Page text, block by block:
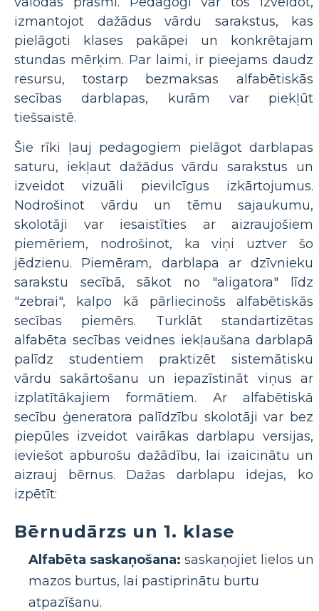
izmantojot dažādus vārdu sarakstus, kas
pielāgoti klases pakāpei un konkrētajam
stundas mērķim. Par laimi, ir pieejams daudz
resursu, tostarp bezmaksas alfabētiskās
secības darblapas, kurām var piekļūt
tiešsaistē.
Šie rīki ļauj pedagogiem pielāgot darblapas
saturu, iekļaut dažādus vārdu sarakstus un
izveidot vizuāli pievilcīgus izkārtojumus.
Nodrošinot vārdu un tēmu sajaukumu,
skolotāji var iesaistīties ar aizraujošiem
piemēriem, nodrošinot, ka viņi uztver šo
jēdzienu. Piemēram, darblapa ar dzīvnieku
sarakstu secībā, sākot no "aligatora" līdz
"zebrai", kalpo kā pārliecinošs alfabētiskās
secības piemērs. Turklāt standartizētas
alfabēta secības veidnes iekļaušana darblapā
palīdz studentiem praktizēt sistemātisku
vārdu sakārtošanu un iepazīstināt viņus ar
izplatītākajiem formātiem. Ar alfabētiskā
secību ģeneratora palīdzību skolotāji var bez
piepūles izveidot vairākas darblapu versijas,
ieviešot apburošu dažādību, lai izaicinātu un
aizrauj bērnus. Dažas darblapu idejas, ko
izpētīt:
Bērnudārzs un 1. klase
Alfabēta saskaņošana: saskaņojiet lielos un
mazos burtus, lai pastiprinātu burtu
atpazīšanu.